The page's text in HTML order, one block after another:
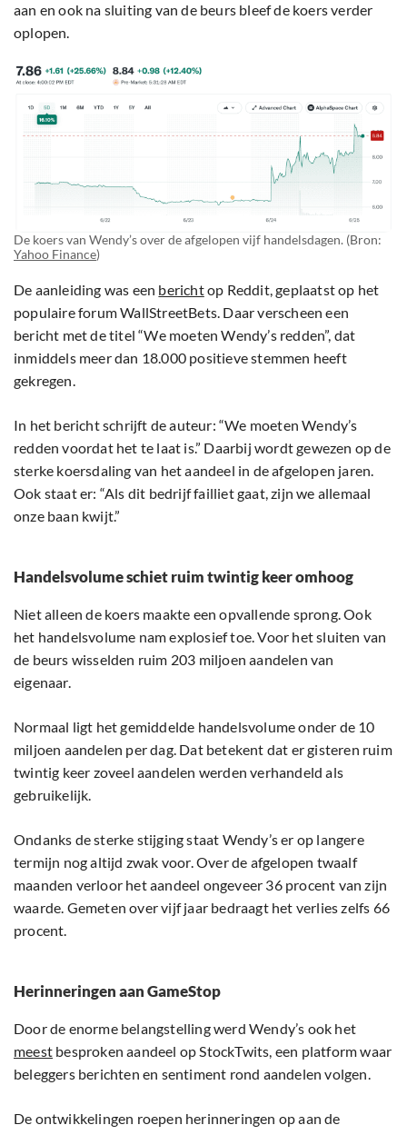
aan en ook na sluiting van de beurs bleef de koers verder
oplopen.
De koers van Wendy’s over de afgelopen vijf handelsdagen. (Bron:
Yahoo Finance)
De aanleiding was een berichtop Reddit, geplaatst op het
populaire forum WallStreetBets. Daar verscheen een
bericht met de titel “We moeten Wendy’s redden”, dat
inmiddels meer dan 18.000 positieve stemmen heeft
gekregen.
In het bericht schrijft de auteur: “We moeten Wendy’s
redden voordat het te laat is.” Daarbij wordt gewezen op de
sterke koersdaling van het aandeel in de afgelopen jaren.
Ook staat er: “Als dit bedrijf failliet gaat, zijn we allemaal
onze baan kwijt.”
Handelsvolume schiet ruim twintig keer omhoog
Niet alleen de koers maakte een opvallende sprong. Ook
het handelsvolume nam explosief toe. Voor het sluiten van
de beurs wisselden ruim 203 miljoen aandelen van
eigenaar.
Normaal ligt het gemiddelde handelsvolume onder de 10
miljoen aandelen per dag. Dat betekent dat er gisteren ruim
twintig keer zoveel aandelen werden verhandeld als
gebruikelijk.
Ondanks de sterke stijging staat Wendy’s er op langere
termijn nog altijd zwak voor. Over de afgelopen twaalf
maanden verloor het aandeel ongeveer 36 procent van zijn
waarde. Gemeten over vijf jaar bedraagt het verlies zelfs 66
procent.
Herinneringen aan GameStop
Door de enorme belangstelling werd Wendy’s ook het
meest besproken aandeel op StockTwits, een platform waar
beleggers berichten en sentiment rond aandelen volgen.
De ontwikkelingen roepen herinneringen op aan de